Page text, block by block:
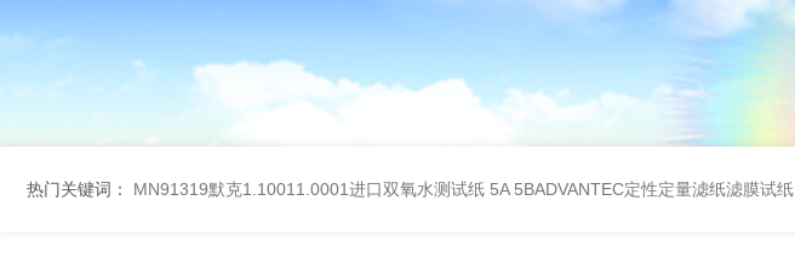
热门关键词： MN91319默克1.10011.0001进口双氧水测试纸 5A 5BADVANTEC定性定量滤纸滤膜试纸